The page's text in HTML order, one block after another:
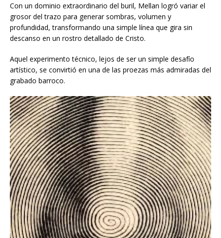
Con un dominio extraordinario del buril, Mellan logró variar el
grosor del trazo para generar sombras, volumen y
profundidad, transformando una simple línea que gira sin
descanso en un rostro detallado de Cristo.
Aquel experimento técnico, lejos de ser un simple desafío
artístico, se convirtió en una de las proezas más admiradas del
grabado barroco.